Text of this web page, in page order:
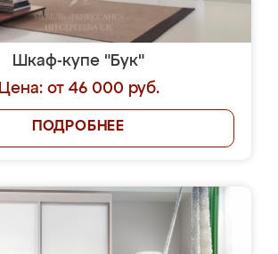
Шкаф-купе "Бук"
Цена: от 46 000 руб.
ПОДРОБНЕЕ